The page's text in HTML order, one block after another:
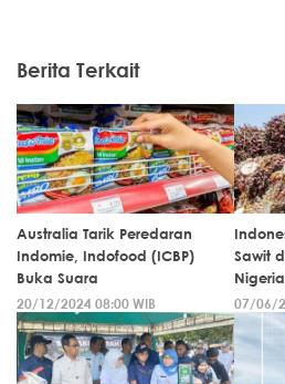
Berita Terkait
Australia Tarik Peredaran
Indomie, Indofood (ICBP)
Buka Suara
20/12/2024 08:00 WIB
Sawit
Nigeria
07/06/